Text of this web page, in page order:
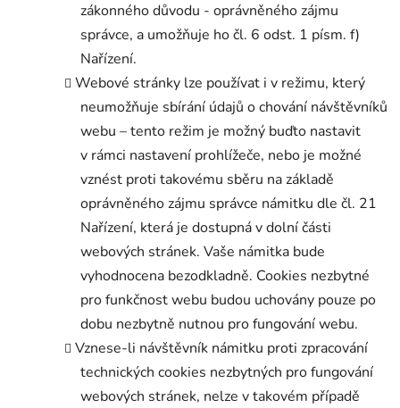
zákonného důvodu - oprávněného zájmu
správce, a umožňuje ho čl. 6 odst. 1 písm. f)
Nařízení.
Webové stránky lze používat i v režimu, který
neumožňuje sbírání údajů o chování návštěvníků
webu – tento režim je možný buďto nastavit
v rámci nastavení prohlížeče, nebo je možné
vznést proti takovému sběru na základě
oprávněného zájmu správce námitku dle čl. 21
Nařízení, která je dostupná v dolní části
webových stránek. Vaše námitka bude
vyhodnocena bezodkladně. Cookies nezbytné
pro funkčnost webu budou uchovány pouze po
dobu nezbytně nutnou pro fungování webu.
Vznese-li návštěvník námitku proti zpracování
technických cookies nezbytných pro fungování
webových stránek, nelze v takovém případě